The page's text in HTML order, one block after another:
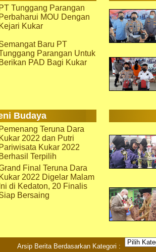
PT Tunggang Parangan
Perbaharui MOU Dengan
Kejari Kukar
Baru PT
Parangan Untuk
Berikan PAD Bagi Kukar
Budaya
Pemenang Teruna Dara
Kukar 2022 dan Putri
Pariwisata Kukar 2022
Berhasil Terpilih
Final Teruna Dara
Kukar 2022 Digelar Malam
Ini di Kedaton, 20 Finalis
Bersaing
Arsip Berita Berdasarkan Kategori :